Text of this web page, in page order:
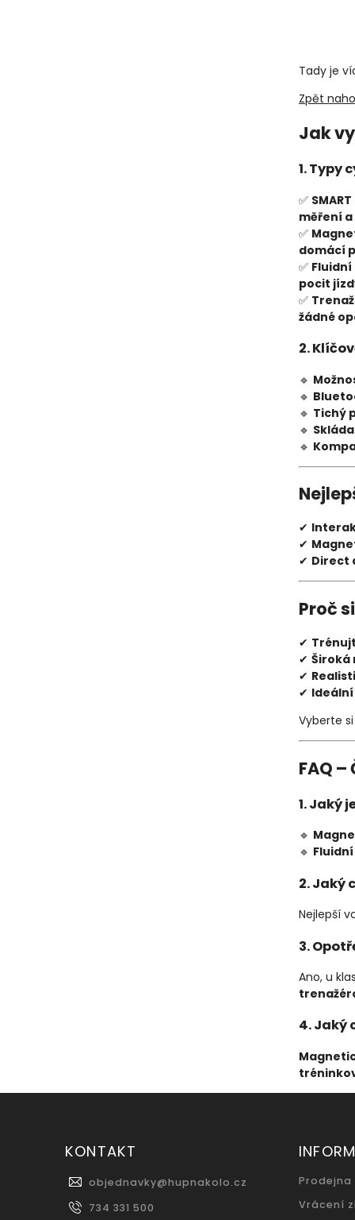
Tady je
Zpět
Jak
1. Typy
✅
měření
✅
domácí
✅
pocit
✅
žádné
2.
🔹
🔹
🔹 Tichý
🔹
🔹
✔
✔
✔ Direct
Proč
✔
✔ Široká
✔
✔
Vyberte si
FAQ
1. Jaký
🔹
🔹
2. Jaký
Nejlepší
3.
Ano, u
4. Jaký
KONTAKT
objednavky@hupnakolo.cz
734 331 500
Prodejna
Vrácení